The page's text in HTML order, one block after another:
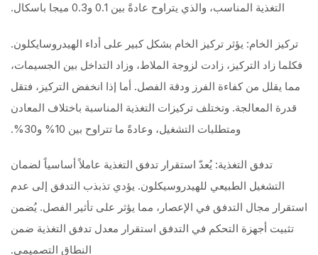
التغذية المناسب، والذي يتراوح عادةً بين 0.1 و0.3 ميجا باسكال.
تركيز الخام: يؤثر تركيز الخام بشكل كبير على أداء الهيدروسايكلون.
فكلما زاد التركيز، زادت لزوجة الملاط، وزاد التداخل بين الجسيمات،
مما يقلل من كفاءة الفرز ودقة الفصل. أما إذا انخفض التركيز، فتقل
قدرة المعالجة. وتختلف تركيزات التغذية المناسبة باختلاف المعادن
ومتطلبات التشغيل، وعادةً ما تتراوح بين 10% و30%.
تدفق التغذية: يُعدّ استقرار تدفق التغذية عاملاً أساسياً لضمان
التشغيل الطبيعي للهيدروسيكلون. يؤدي تذبذب التدفق إلى عدم
استقرار مجال التدفق في الإعصار، مما يؤثر على تأثير الفصل. يُضمن
تثبيت أجهزة التحكم في التدفق استقرار معدل تدفق التغذية ضمن
النطاق التصميمي.